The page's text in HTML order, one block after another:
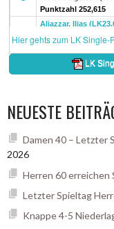
NEUESTE
Damen 40 – Letzter
2026
Herren 60 erreichen
Letzter Spieltag
Knappe 4-5